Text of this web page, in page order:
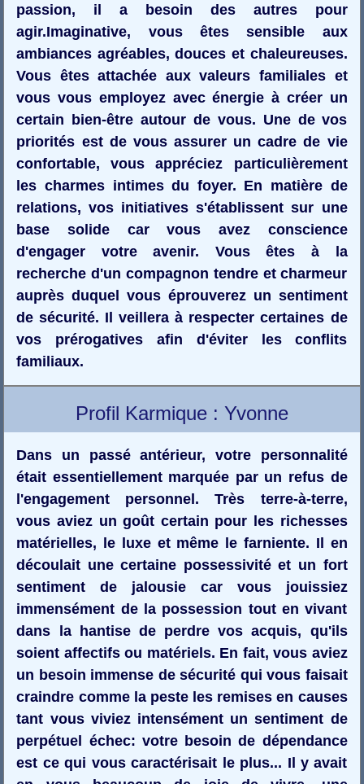
passion, il a besoin des autres pour
agir.Imaginative, vous êtes sensible aux
ambiances agréables, douces et chaleureuses.
Vous êtes attachée aux valeurs familiales et
vous vous employez avec énergie à créer un
certain bien-être autour de vous. Une de vos
priorités est de vous assurer un cadre de vie
confortable, vous appréciez particulièrement
les charmes intimes du foyer. En matière de
relations, vos initiatives s'établissent sur une
base solide car vous avez conscience
d'engager votre avenir. Vous êtes à la
recherche d'un compagnon tendre et charmeur
auprès duquel vous éprouverez un sentiment
de sécurité. Il veillera à respecter certaines de
vos prérogatives afin d'éviter les conflits
familiaux.
Profil Karmique : Yvonne
Dans un passé antérieur, votre personnalité
était essentiellement marquée par un refus de
l'engagement personnel. Très terre-à-terre,
vous aviez un goût certain pour les richesses
matérielles, le luxe et même le farniente. Il en
découlait une certaine possessivité et un fort
sentiment de jalousie car vous jouissiez
immensément de la possession tout en vivant
dans la hantise de perdre vos acquis, qu'ils
soient affectifs ou matériels. En fait, vous aviez
un besoin immense de sécurité qui vous faisait
craindre comme la peste les remises en causes
tant vous viviez intensément un sentiment de
perpétuel échec: votre besoin de dépendance
est ce qui vous caractérisait le plus... Il y avait